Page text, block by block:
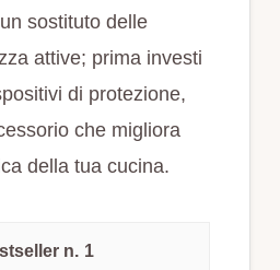
sostituto delle
attive; prima investi
di protezione,
che migliora
della tua cucina.
1